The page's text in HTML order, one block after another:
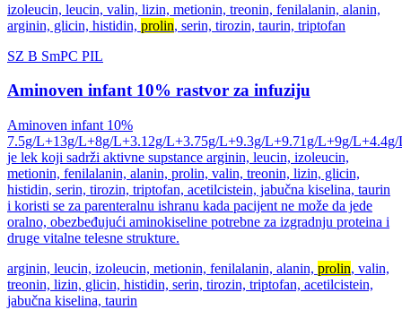
izoleucin, leucin, valin, lizin, metionin, treonin, fenilalanin, alanin,
arginin, glicin, histidin, prolin, serin, tirozin, taurin, triptofan
SZ B SmPC PIL
Aminoven infant 10% rastvor za infuziju
Aminoven infant 10%
7.5g/L+13g/L+8g/L+3.12g/L+3.75g/L+9.3g/L+9.71g/L+9g/
je lek koji sadrži aktivne supstance arginin, leucin, izoleucin,
metionin, fenilalanin, alanin, prolin, valin, treonin, lizin, glicin,
histidin, serin, tirozin, triptofan, acetilcistein, jabučna kiselina, taurin
i koristi se za parenteralnu ishranu kada pacijent ne može da jede
oralno, obezbeđujući aminokiseline potrebne za izgradnju proteina i
druge vitalne telesne strukture.
arginin, leucin, izoleucin, metionin, fenilalanin, alanin, prolin, valin,
treonin, lizin, glicin, histidin, serin, tirozin, triptofan, acetilcistein,
jabučna kiselina, taurin